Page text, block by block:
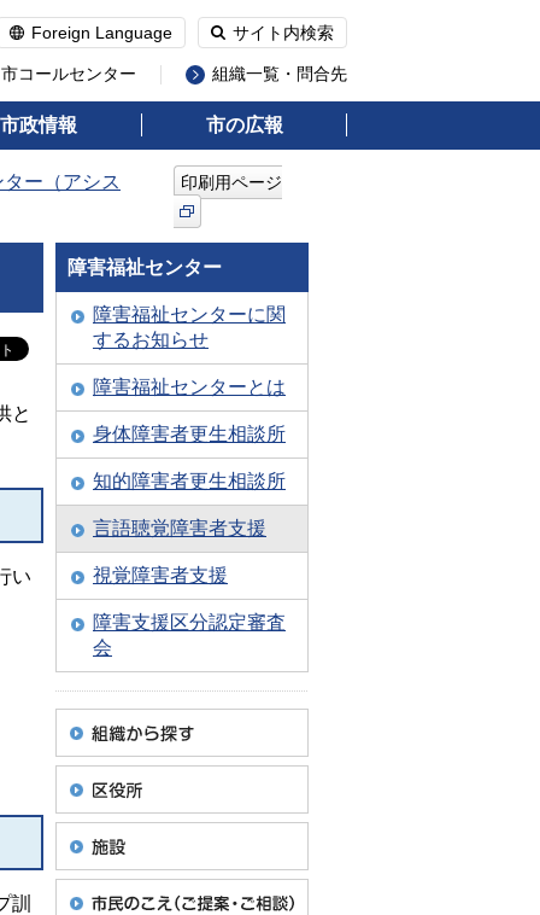
Foreign Language サイト内検索
コールセンター 組織一覧・問合先
市政情報 市の広報
ー（アシス 印刷用ページ
と
い
訓
障害福祉センター
障害福祉センターに関
するお知らせ
障害福祉センターとは
身体障害者更生相談所
知的障害者更生相談所
言語聴覚障害者支援
視覚障害者支援
障害支援区分認定審査
会